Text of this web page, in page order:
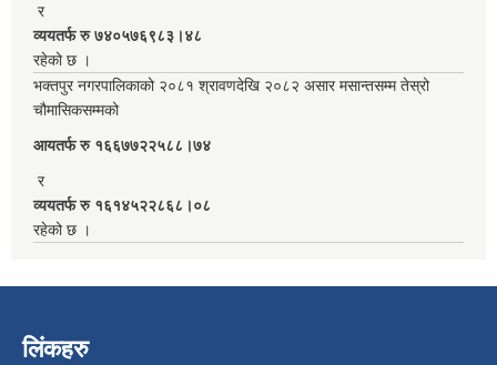
र
व्ययतर्फ रु ७४०५७६९८३।४८
रहेको छ ।
भक्तपुर नगरपालिकाको २०८१ श्रावणदेखि २०८२ असार मसान्तसम्म तेस्रो
चौमासिकसम्मको
आयतर्फ रु‌ १६६७७२२५८८।७४
र
व्ययतर्फ रु १६१४५२२८६८।०८
रहेको छ ।
लिंकहरु